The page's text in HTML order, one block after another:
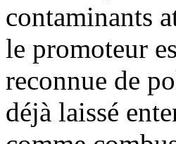
contaminants
le promoteur
reconnue de
déjà laissé